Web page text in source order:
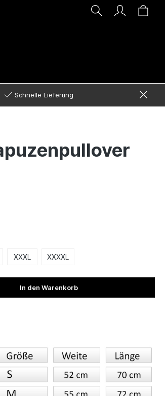
Schnelle Lieferung
XXXL XXXXL
In den Warenkorb